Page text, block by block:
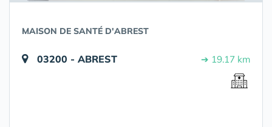
MAISON DE SANTÉ D'ABREST
03200 - ABREST ➔ 19.17 km